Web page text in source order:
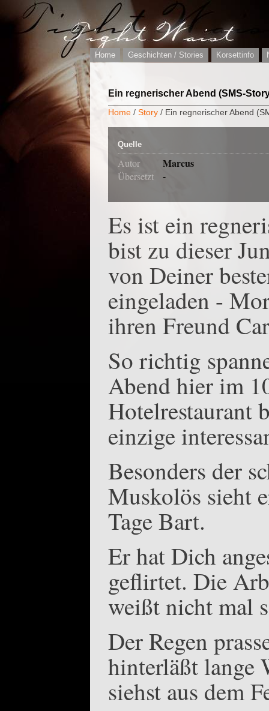
Home Geschichten / Stories Korsettinfo
Ein regnerischer Abend (SMS-
Home / Story / Ein regnerischer Abend
Quelle
Autor Marcus
Übersetzt -
Es ist ein
bist zu dieser
von Deiner
eingeladen -
ihren Freund
So richtig
Abend hier im
Hotelrestaurant
einzige
Besonders der
Muskolös sieht
Tage Bart.
Er hat Dich
geflirtet. Die
weißt nicht mal
Der Regen
hinterläßt lange
siehst aus dem